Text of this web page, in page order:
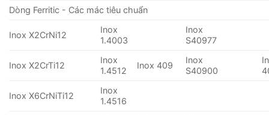
Dòng Ferritic - Các mác tiêu chuẩn
Inox X2CrNi12
Inox
1.4003
Inox
S40977
Inox X2CrTi12
Inox
1.4512
Inox 409
Inox
S40900
Inox X6CrNiTi12
Inox
1.4516